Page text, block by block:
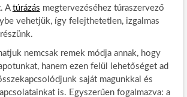
A túrázás megtervezéséhez túraszervező
vehetjük, így felejthetetlen, izgalmas
nemcsak remek módja annak, hogy
hanem ezen felül lehetőséget ad
saját magunkkal és
is. Egyszerűen fogalmazva: a